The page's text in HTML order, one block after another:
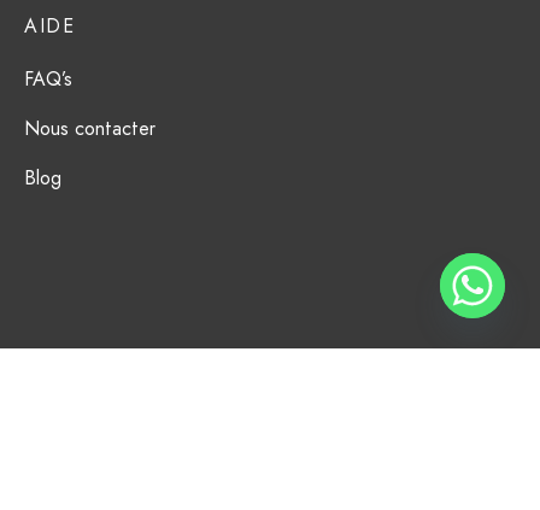
AIDE
FAQ’s
Nous contacter
Blog